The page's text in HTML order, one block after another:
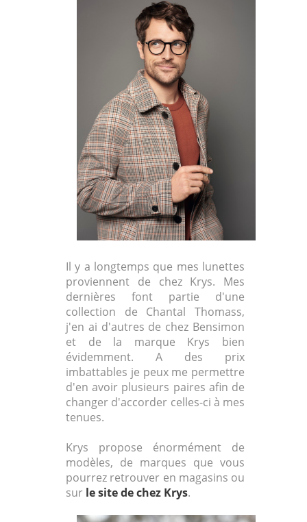
Il y a longtemps que mes lunettes
proviennent de chez Krys. Mes
dernières font partie d'une
collection de Chantal Thomass,
j'en ai d'autres de chez Bensimon
et de la marque Krys bien
évidemment. A des prix
imbattables je peux me permettre
d'en avoir plusieurs paires afin de
changer d'accorder celles-ci à mes
tenues.
Krys propose énormément de
modèles, de marques que vous
pourrez retrouver en magasins ou
sur le site de chez Krys.